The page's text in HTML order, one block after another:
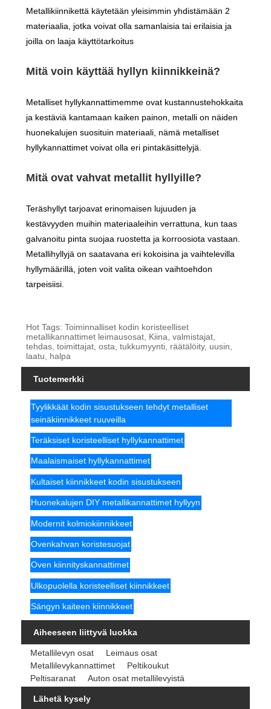
Metallikiinnikettä käytetään yleisimmin yhdistämään 2
materiaalia, jotka voivat olla samanlaisia ​​tai erilaisia ​​ja
joilla on laaja käyttötarkoitus
Mitä voin käyttää hyllyn kiinnikkeinä?
Metalliset hyllykannattimemme ovat kustannustehokkaita
ja kestäviä kantamaan kaiken painon, metalli on näiden
huonekalujen suosituin materiaali, nämä metalliset
hyllykannattimet voivat olla eri pintakäsittelyjä.
Mitä ovat vahvat metallit hyllyille?
Teräshyllyt tarjoavat erinomaisen lujuuden ja
kestävyyden muihin materiaaleihin verrattuna, kun taas
galvanoitu pinta suojaa ruostetta ja korroosiota vastaan.
Metallihyllyjä on saatavana eri kokoisina ja vaihtelevilla
hyllymäärillä, joten voit valita oikean vaihtoehdon
tarpeisiisi.
Hot Tags: Toiminnalliset kodin koristeelliset
metallikannattimet leimausosat, Kiina, valmistajat,
tehdas, toimittajat, osta, tukkumyynti, räätälöity, uusin,
laatu, halpa
Tuotemerkki
Tyylikkäät kodin sisustukseen tehdyt metalliset
seinäkiinnikkeet ruuveilla
Teräksiset koristeelliset hyllykannattimet
Maalaismaiset hyllykannattimet
Kultaiset kiinnikkeet kodin sisustukseen
Huonekalujen DIY metallikannattimet hyllyyn
Modernit kolmiokiinnikkeet
Ovenkahvan koristesuojat
Oven kiinnityskannattimet
Ulkopuolella koristeelliset kiinnikkeet
Sängyn kaiteen kiinnikkeet
Aiheeseen liittyvä luokka
Metallilevyn osat
Leimaus osat
Metallilevykannattimet
Peltikoukut
Peltisaranat
Auton osat metallilevyistä
Lähetä kysely